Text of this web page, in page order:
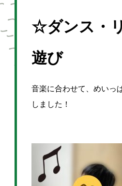
☆ダンス・
遊び
音楽に合わせて、めいっ
しました！